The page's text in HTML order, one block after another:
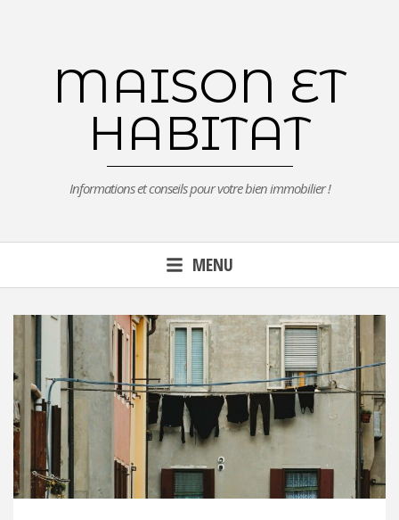
MAISON ET
HABITAT
Informations et conseils pour votre bien immobilier !
MENU